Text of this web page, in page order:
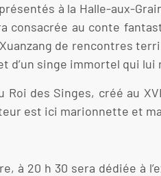
à la Halle-aux-
consacrée au conte
de rencontres
d’un singe immortel qui
Roi des Singes, créé au
est ici marionnette et
à 20 h 30 sera dédiée à